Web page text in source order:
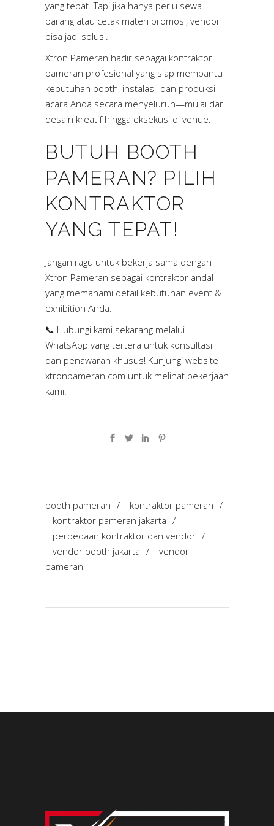
yang tepat. Tapi jika hanya perlu sewa
barang atau cetak materi promosi, vendor
bisa jadi solusi.
Xtron Pameran hadir sebagai kontraktor
pameran profesional yang siap membantu
kebutuhan booth, instalasi, dan produksi
acara Anda secara menyeluruh—mulai dari
desain kreatif hingga eksekusi di venue.
BUTUH BOOTH
PAMERAN? PILIH
KONTRAKTOR
YANG TEPAT!
Jangan ragu untuk bekerja sama dengan
Xtron Pameran sebagai kontraktor andal
yang memahami detail kebutuhan event &
exhibition Anda.
📞 Hubungi kami sekarang melalui
WhatsApp yang tertera untuk konsultasi
dan penawaran khusus! Kunjungi website
xtronpameran.com untuk melihat pekerjaan
kami.
booth pameran / kontraktor pameran /
kontraktor pameran jakarta /
perbedaan kontraktor dan vendor /
vendor booth jakarta /
vendor
pameran